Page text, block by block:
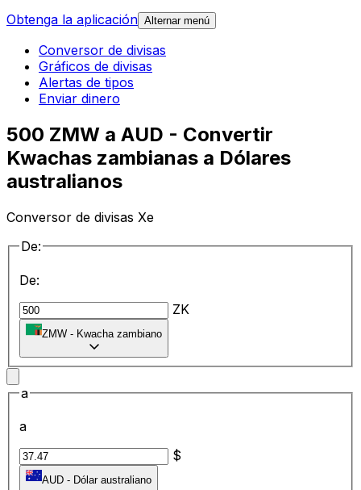
Obtenga la aplicación Alternar menú
Conversor de divisas
Gráficos de divisas
Alertas de tipos
Enviar dinero
500 ZMW a AUD - Convertir
Kwachas zambianas a Dólares
australianos
Conversor de divisas Xe
De:
De:
ZK
ZMW - Kwacha zambiano
a
a
$
AUD - Dólar australiano